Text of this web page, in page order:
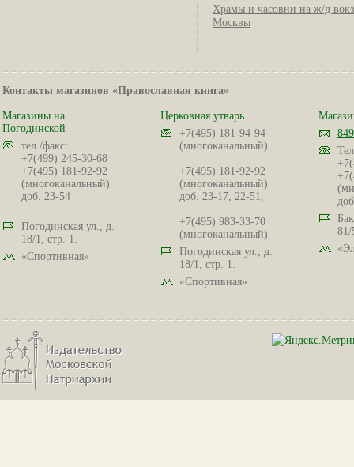
Храмы и часовни на ж/д
Москвы
Контакты магазинов «Православная книга»
Магазины на
Погодинской
тел./факс:
+7(499) 245-30-68
+7(495) 181-92-92
(многоканальный)
доб. 23-54
Погодинская ул., д.
18/1, стр. 1.
«Спортивная»
Церковная утварь
+7(495) 181-94-94
(многоканальный)
+7(495) 181-92-92
(многоканальный)
доб. 23-17, 22-51,
+7(495) 983-33-70
(многоканальный)
Погодинская ул., д.
18/1, стр. 1.
«Спортивная»
81/